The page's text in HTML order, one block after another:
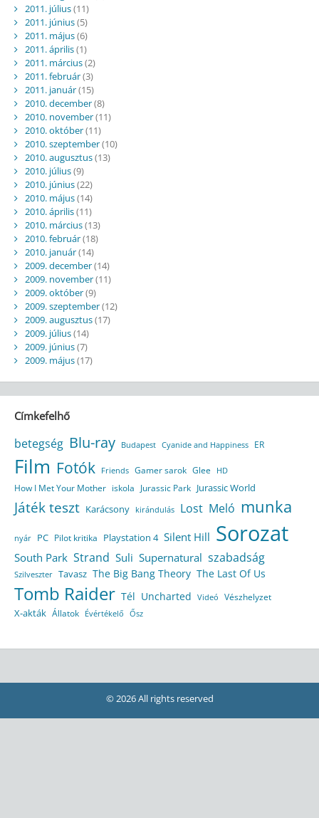
2011. július(11)
2011. június(5)
2011. május(6)
2011. április(1)
2011. március(2)
2011. február(3)
2011. január(15)
2010. december(8)
2010. november(11)
2010. október(11)
2010. szeptember(10)
2010. augusztus(13)
2010. július(9)
2010. június(22)
2010. május(14)
2010. április(11)
2010. március(13)
2010. február(18)
2010. január(14)
2009. december(14)
2009. november(11)
2009. október(9)
2009. szeptember(12)
2009. augusztus(17)
2009. július(14)
2009. június(7)
2009. május(17)
Címkefelhő
betegség Blu-ray Budapest Cyanide and Happiness ER
Film Fotók Friends Gamer sarok Glee HD
How I Met Your Mother iskola Jurassic Park Jurassic World
Játék teszt Karácsony kirándulás Lost Meló munka
nyár PC Pilot kritika Playstation 4 Silent Hill Sorozat
South Park Strand Suli Supernatural szabadság
Szilveszter Tavasz The Big Bang Theory The Last Of Us
Tomb Raider Tél Uncharted Videó Vészhelyzet
X-akták Állatok Évértékelő Ősz
© 2026 All rights reserved